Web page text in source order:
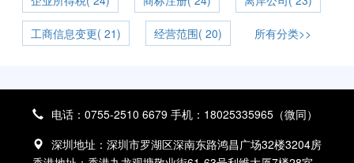
工商信息变更( 21) 经营范围( 20) 所有分类>>
电话：0755-2510 6679 手机：18025335965（微同）
深圳地址：深圳市罗湖区深南东路鸿昌广场32楼3204房